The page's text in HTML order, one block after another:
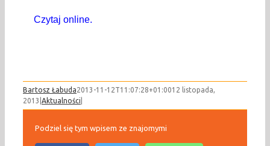
Czytaj online.
Bartosz Łabuda2013-11-12T11:07:28+01:0012 listopada,
2013 Aktualności
Podziel się tym wpisem ze znajomymi